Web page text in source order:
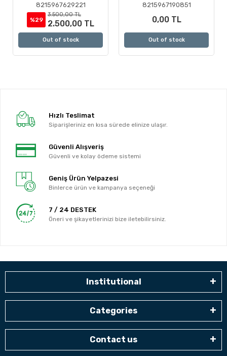
8215967629221
%29
3.500,00 TL
2.500,00 TL
Out of stock
8215967190851
0,00 TL
Out of stock
Hızlı Teslimat
Siparişleriniz en kısa sürede elinize ulaşır.
Güvenli Alışveriş
Güvenli ve kolay ödeme sistemi
Geniş Ürün Yelpazesi
Binlerce ürün ve kampanya seçeneği
7 / 24 DESTEK
Öneri ve şikayetlerinizi bize iletebilirsiniz.
Institutional
Categories
Contact us